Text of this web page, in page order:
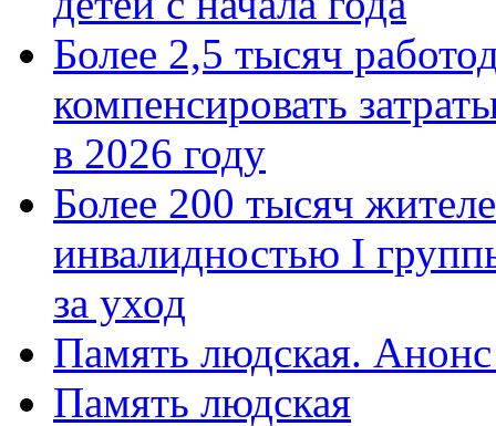
Более 2,5 тысяч
компенсировать
в 2026 году
Более 200 тысяч
инвалидностью I
за уход
Память людская.
Память людская